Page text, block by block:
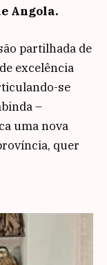
Angola.
partilhada de
excelência
se
–
uma nova
quer